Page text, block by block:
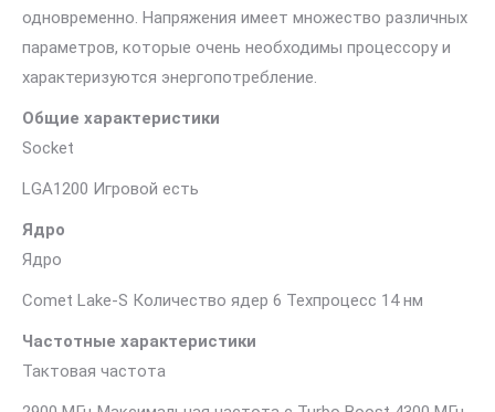
одновременно. Напряжения имеет множество различных
параметров, которые очень необходимы процессору и
характеризуются энергопотребление.
Общие характеристики
Socket
LGA1200 Игровой есть
Ядро
Ядро
Comet Lake-S Количество ядер 6 Техпроцесс 14 нм
Частотные характеристики
Тактовая частота